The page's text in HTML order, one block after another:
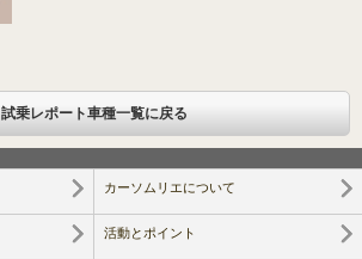
試乗レポート車種一覧に戻る
カーソムリエについて
活動とポイント